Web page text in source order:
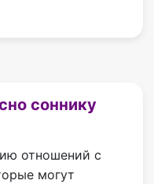
соннику
отношений с
могут